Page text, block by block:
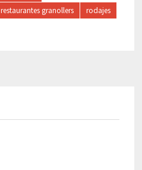
restaurantes granollers
rodajes